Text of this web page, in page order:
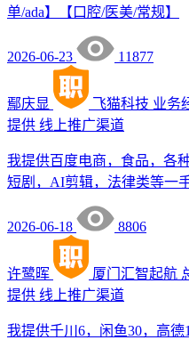
单/ada】【口腔/医美/常规】
2026-06-23 11877
鄢庆显 飞猫科技 业务
提供 线上推广渠道
我提供百度电商，食品，各
短剧，AI剪辑，法律类等一
2026-06-18 8806
许鹭晖 厦门汇智起航
提供 线上推广渠道
我提供千川6，闲鱼30，高德